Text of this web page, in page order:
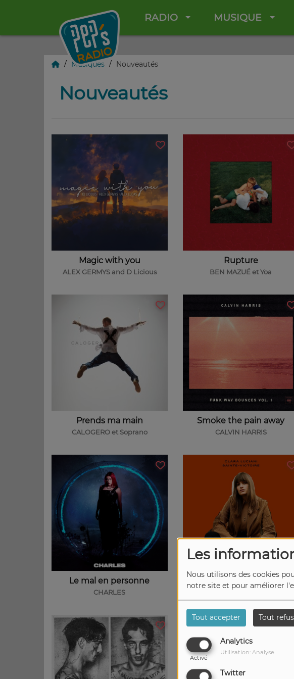
Les
Nous utilisons des cookies
notre site et pour améliorer
Tout accepter Tout
Analytics
Activé
Utilisation: Analyse
Twitter
RADIO MUSIQUE
Musiques Nouveautés
Nouveautés
Magic with you
ALEX GERMYS and D Licious
Rupture
BEN MAZUÉ et Yoa
Prends ma main
CALOGERO et Soprano
Smoke the pain away
CALVIN HARRIS
Le mal en personne
CHARLES
Courage
CLARA LUCIANI